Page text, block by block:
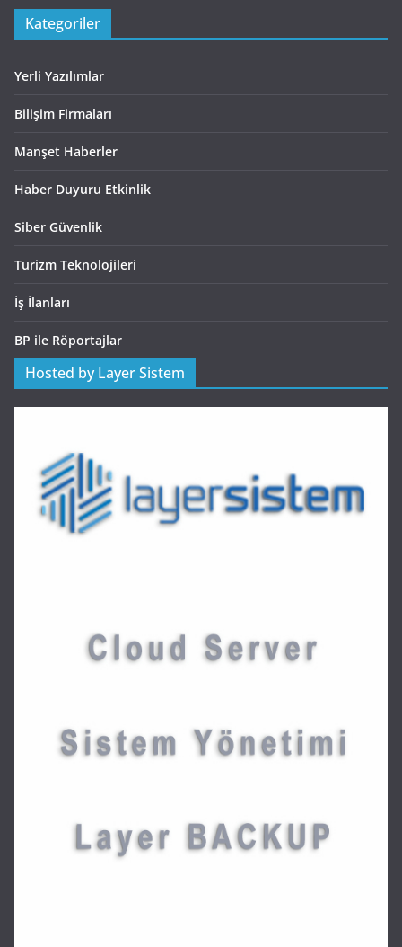
Kategoriler
Yerli Yazılımlar
Bilişim Firmaları
Manşet Haberler
Haber Duyuru Etkinlik
Siber Güvenlik
Turizm Teknolojileri
İş İlanları
BP ile Röportajlar
Hosted by Layer Sistem